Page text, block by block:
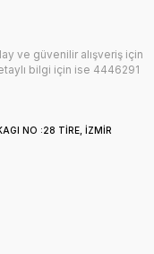
ve güvenilir alışveriş için
bilgi için ise 4446291
NO :28 TİRE, İZMİR